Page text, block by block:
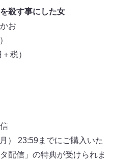
殺す事にした女
お
税）
） 23:59までにご購入いた
配信」の特典が受けられま